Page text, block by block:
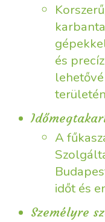
és
A
időt és
Személyre